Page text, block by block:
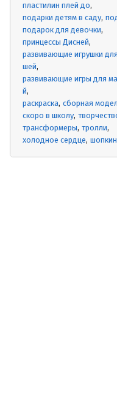
пластилин плей до
подарки детям в саду
подарок для девочки
принцессы Дисней
развивающие игрушки
шей
развивающие игры для
й
раскраска сборная
скоро в школу
трансформеры тролли
холодное сердце